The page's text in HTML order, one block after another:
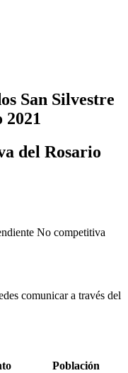
San Silvestre
2021
del Rosario
No competitiva
comunicar a través del
Población